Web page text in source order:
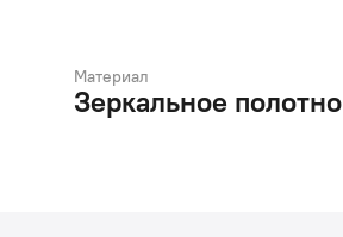
Материал
Зеркальное полотно